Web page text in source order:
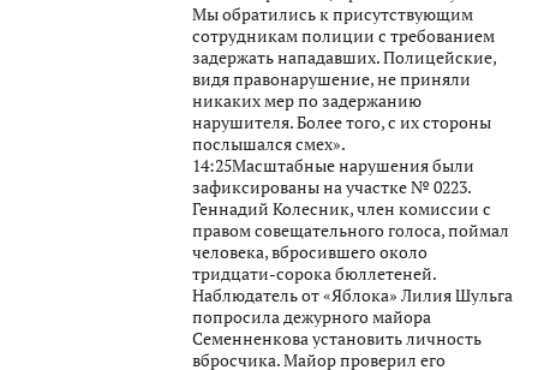
Мы обратились к присутствующим
сотрудникам полиции с требованием
задержать нападавших. Полицейские,
видя правонарушение, не приняли
никаких мер по задержанию
нарушителя. Более того, с их стороны
послышался смех».
14:25Масштабные нарушения были
зафиксированы на участке № 0223.
Геннадий Колесник, член комиссии с
правом совещательного голоса, поймал
человека, вбросившего около
тридцати-сорока бюллетеней.
Наблюдатель от «Яблока» Лилия Шульга
попросила дежурного майора
Семенненкова установить личность
вбросчика. Майор проверил его